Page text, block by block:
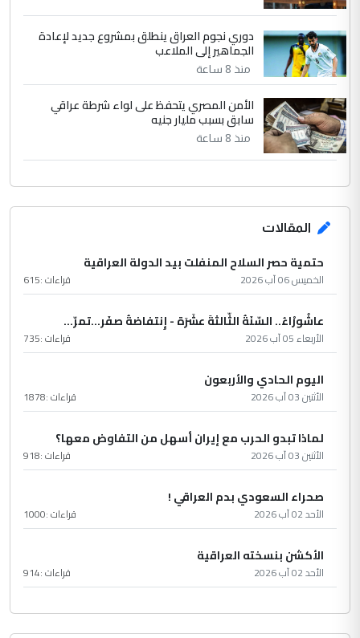
دوري نجوم العراق ينطلق بمشروع جديد لإعادة
الجماهير إلى الملاعب
منذ 8 ساعة
الأمن المصري يتحفظ على لواء شرطة عراقي
سابق بسبب مليار جنيه
منذ 8 ساعة
المقالات
حتمية حصر السلاح المنفلت بيد الدولة العراقية
الخميس 06 آب 2026 قراءات :615
عاشُورْاءُ.. السّنَةُ الثّالثةَ عشَرَة - إِنتفاضةُ صفَر…تمرّ...
الأربعاء 05 آب 2026 قراءات :735
اليوم الحادي والأربعون
الأثنين 03 آب 2026 قراءات :1878
لماذا تبدو الحرب مع إيران أسهل من التفاوض معها؟
الأثنين 03 آب 2026 قراءات :918
صحراء السعودي بدم العراقي !
الأحد 02 آب 2026 قراءات :1000
الأكشن بنسخته العراقية
الأحد 02 آب 2026 قراءات :914